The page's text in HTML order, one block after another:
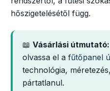
hőszigetelésétől függ.
📖 Vásárlási útmutató:
olvassa el a fűtőpanel
technológia,
pártatlanul.